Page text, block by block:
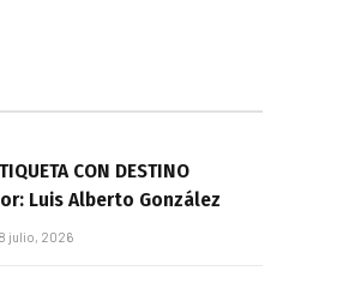
CON DESTINO
Luis Alberto González
julio, 2026